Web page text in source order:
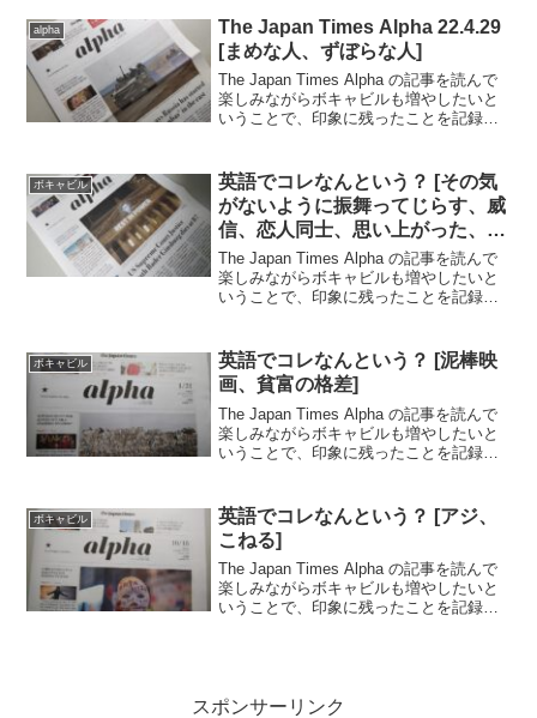
オ産業での児童労働の取...
alpha
The Japan Times Alpha 22.4.29
[まめな人、ずぼらな人]
The Japan Times Alpha の記事を読んで
楽しみながらボキャビルも増やしたいと
いうことで、印象に残ったことを記録し
移住したご夫婦...
ボキャビル
英語でコレなんという？ [その気
がないように振舞ってじらす、威
信、恋人同士、思い上がった、ち
んぷんかんぷん]
The Japan Times Alpha の記事を読んで
楽しみながらボキャビルも増やしたいと
いうことで、印象に残ったことを記録し
をしていた話、マジかー。...
ボキャビル
英語でコレなんという？ [泥棒映
画、貧富の格差]
The Japan Times Alpha の記事を読んで
楽しみながらボキャビルも増やしたいと
いうことで、印象に残ったことを記録し
アで食料雑貨店を運営している話、タ...
ボキャビル
英語でコレなんという？ [アジ、
こねる]
The Japan Times Alpha の記事を読んで
楽しみながらボキャビルも増やしたいと
いうことで、印象に残ったことを記録し
スポンサーリンク